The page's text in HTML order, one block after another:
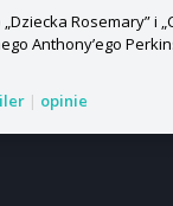
Rosemary” i
Anthony’ego
| opinie